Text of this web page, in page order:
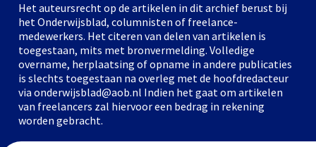
Het auteursrecht op de artikelen in dit archief berust bij
het Onderwijsblad, columnisten of freelance-
medewerkers. Het citeren van delen van artikelen is
toegestaan, mits met bronvermelding. Volledige
overname, herplaatsing of opname in andere publicaties
is slechts toegestaan na overleg met de hoofdredacteur
via onderwijsblad@aob.nl Indien het gaat om artikelen
van freelancers zal hiervoor een bedrag in rekening
worden gebracht.